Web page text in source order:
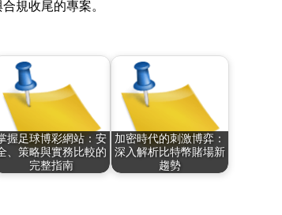
規收尾的專案。
握足球博彩網站：安
、策略與實務比較的
完整指南
加密時代的刺激博弈：
深入解析比特幣賭場新
趨勢